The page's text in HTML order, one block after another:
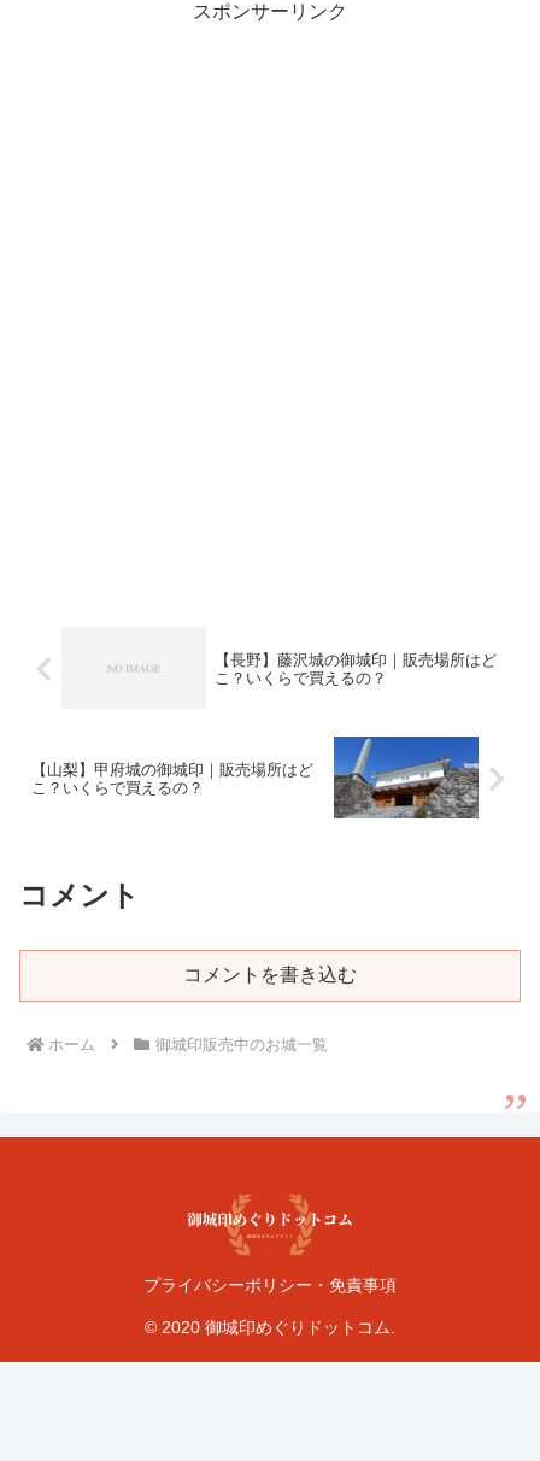
スポンサーリンク
【長野】藤沢城の御城印｜販売場所はど
こ？いくらで買えるの？
【山梨】甲府城の御城印｜販売場所はど
こ？いくらで買えるの？
コメント
コメントを書き込む
ホーム 御城印販売中のお城一覧
プライバシーポリシー・免責事項
© 2020 御城印めぐりドットコム.